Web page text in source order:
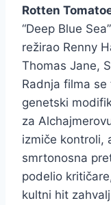
Rotten
“Deep Blue
režirao Renny
Thomas Jane,
Radnja filma
genetski
za
izmiče kontroli,
smrtonosna
podelio
kultni hit